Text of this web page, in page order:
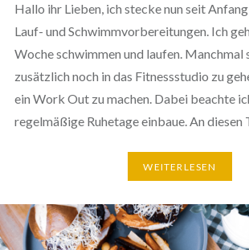
Hallo ihr Lieben, ich stecke nun seit
Lauf- und Schwimmvorbereitungen. Ich
Woche schwimmen und laufen. Manchmal
zusätzlich noch in das Fitnessstudio zu
ein Work Out zu machen. Dabei beachte
regelmäßige Ruhetage einbaue. An diesen
WEITERLESEN